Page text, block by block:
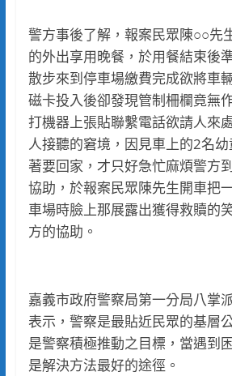
警方事後了解，報案民眾陳○○先
的外出享用晚餐，於用餐結束後
散步來到停車場繳費完成欲將車
磁卡投入後卻發現管制柵欄竟無
打機器上張貼聯繫電話欲請人來
人接聽的窘境，因見車上的2名
著要回家，才只好急忙麻煩警方
協助，於報案民眾陳先生開車把
車場時臉上那展露出獲得救贖的
方的協助。
嘉義市政府警察局第一分局八掌
表示，警察是最貼近民眾的基層
是警察積極推動之目標，當遇到
是解決方法最好的途徑。